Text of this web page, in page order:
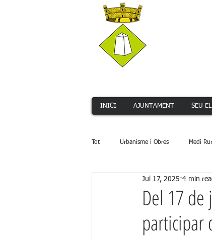
INICI AJUNTAMENT SEU
Tot Urbanisme i Obres Medi
Serveis Públics Promoció
Del 17
participar
Jul 17, 2025 4 min